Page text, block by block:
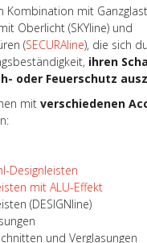
Kombination mit
Oberlicht (SKYline) und
(SECURAline), die sich
ihren
oder Feuerschutz
mitverschiedenen
Designleisten
mit ALU-Effekt
(DESIGNline)
und Verglasungen